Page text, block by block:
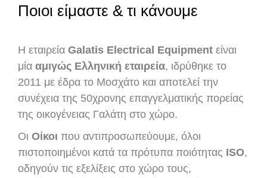
Ποιοι είμαστε & τι κάνουμε
Η εταιρεία Galatis Electrical Equipment είναι
μία αμιγώς Ελληνική εταιρεία, ιδρύθηκε το
2011 με έδρα το Μοσχάτο και αποτελεί την
συνέχεια της 50χρονης επαγγελματικής πορείας
της οικογένειας Γαλάτη στο χώρο.
Οι Οίκοι που αντιπροσωπεύουμε, όλοι
πιστοποιημένοι κατά τα πρότυπα ποιότητας ISO,
οδηγούν τις εξελίξεις στο χώρο τους,